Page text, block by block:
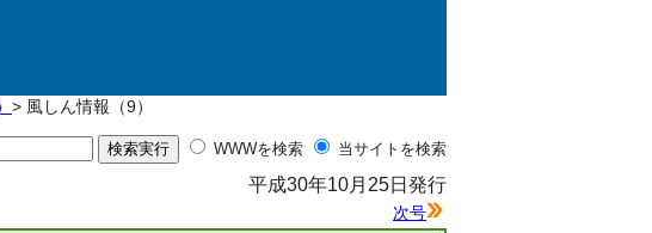
> 風しん情報（9）
WWWを検索 当サイトを検索
平成30年10月25日発行
次号